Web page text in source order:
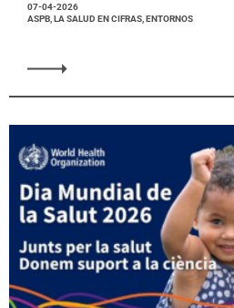
07-04-2026
ASPB, LA SALUD EN CIFRAS, ENTORNOS